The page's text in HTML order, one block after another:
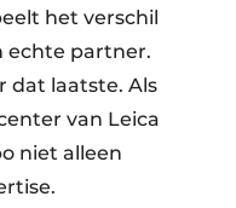
het verschil
echte partner.
dat laatste. Als
van Leica
niet alleen